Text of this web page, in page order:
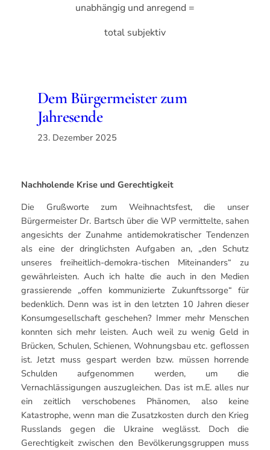
unabhängig und anregend =
total subjektiv
Dem Bürgermeister zum
Jahresende
23. Dezember 2025
Nachholende Krise und Gerechtigkeit
Die Grußworte zum Weihnachtsfest, die unser
Bürgermeister Dr. Bartsch über die WP vermittelte, sahen
angesichts der Zunahme antidemokratischer Tendenzen
als eine der dringlichsten Aufgaben an, „den Schutz
unseres freiheitlich-demokra-tischen Miteinanders“ zu
gewährleisten. Auch ich halte die auch in den Medien
grassierende „offen kommunizierte Zukunftssorge“ für
bedenklich. Denn was ist in den letzten 10 Jahren dieser
Konsumgesellschaft geschehen? Immer mehr Menschen
konnten sich mehr leisten. Auch weil zu wenig Geld in
Brücken, Schulen, Schienen, Wohnungsbau etc. geflossen
ist. Jetzt muss gespart werden bzw. müssen horrende
Schulden aufgenommen werden, um die
Vernachlässigungen auszugleichen. Das ist m.E. alles nur
ein zeitlich verschobenes Phänomen, also keine
Katastrophe, wenn man die Zusatzkosten durch den Krieg
Russlands gegen die Ukraine weglässt. Doch die
Gerechtigkeit zwischen den Bevölkerungsgruppen muss